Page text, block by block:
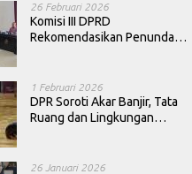
26 Februari 2026
Komisi III DPRD
Rekomendasikan Penundaan
1 Februari 2026
DPR Soroti Akar Banjir, Tata
Ruang dan Lingkungan
26 Januari 2026